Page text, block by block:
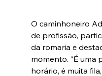
O caminhoneiro
de profissão,
da romaria e
momento. “É uma
horário, é muita